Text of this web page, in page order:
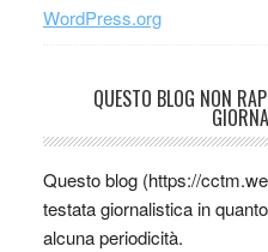
WordPress.org
QUESTO BLOG NON
Questo blog (https://
testata giornalistica in
alcuna periodicità.